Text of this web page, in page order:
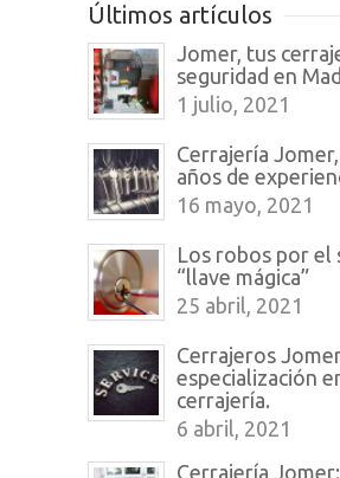
Últimos artículos
Jomer, tus
seguridad en
1 julio, 2021
Cerrajería
años de
16 mayo, 2021
Los robos por el
“llave mágica”
25 abril, 2021
Cerrajeros
especialización
cerrajería.
6 abril, 2021
Cerrajería Jomer: